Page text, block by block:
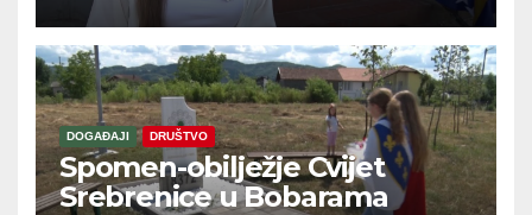
DOGAĐAJI DRUŠTVO
Spomen-obilježje Cvijet
Srebrenice u Bobarama